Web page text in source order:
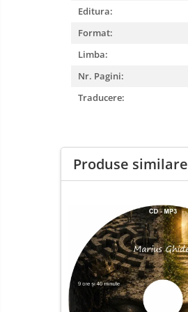
Editura:
Format:
Limba:
Nr. Pagini:
Traducere:
Produse similare